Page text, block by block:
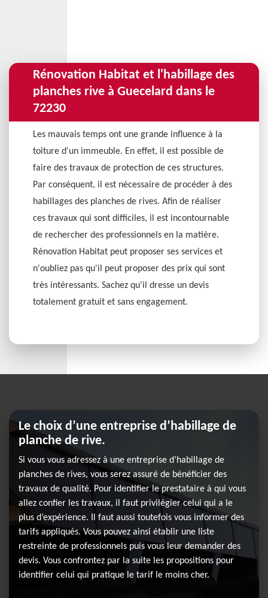
Rénovation Habitat et l'habillage des
planches rive à Guecelard dans le
72230
Les mauvais temps ont une grande influence à la
toiture d'un immeuble. En effet, il est possible de
faire des travaux de protection de ces structures.
Par conséquent, il est nécessaire de procéder à des
habillages des planches de rives. Afin de réaliser
ces travaux qui sont difficiles, il est incontournable
de rechercher des professionnels en la matière.
Rénovation Habitat peut proposer ses services et
n'oubliez pas qu'il peut proposer des prix qui sont
très intéressants. Sachez qu'il dresse un devis
totalement gratuit et sans engagement.
Le choix d’une entreprise d’habillage de
planche de rive.
Si vous vous adressez à une entreprise d’habillage de
planches de rives, vous serez assuré de bénéficier des
travaux de qualité. Pour identifier le prestataire à qui vous
allez confier les travaux, il faut privilégier celui qui a le
plus d’expérience. Il faut aussi toutefois vous informer des
tarifs appliqués. Vous pouvez ainsi établir une liste
restreinte de professionnels puis vous leur demander des
devis. Vous confrontez par la suite les propositions pour
identifier celui qui pratique le tarif le moins cher.